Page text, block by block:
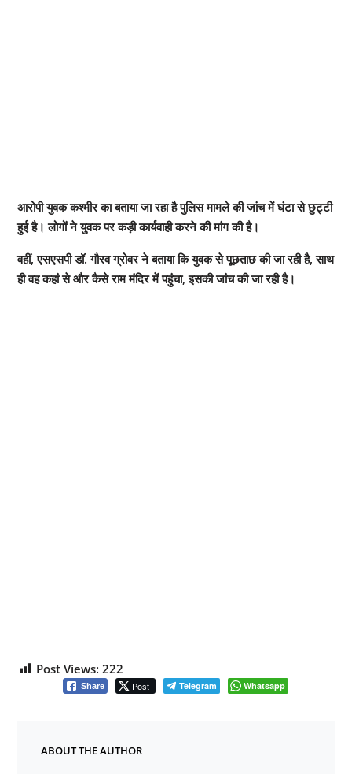
आरोपी युवक कश्मीर का बताया जा रहा है पुलिस मामले की जांच में घंटा से छुट्टी
हुई है। लोगों ने युवक पर कड़ी कार्यवाही करने की मांग की है।
वहीं, एसएसपी डॉ. गौरव ग्रोवर ने बताया कि युवक से पूछताछ की जा रही है, साथ
ही वह कहां से और कैसे राम मंदिर में पहुंचा, इसकी जांच की जा रही है।
Post Views: 222
Share Post Telegram Whatsapp
ABOUT THE AUTHOR